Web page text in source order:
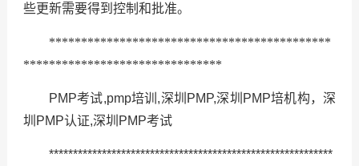
些更新需要得到控制和批准。
********************************************
*******************************
PMP考试,pmp培训,深圳PMP,深圳PMP培机构，深
圳PMP认证,深圳PMP考试
***********************************************************